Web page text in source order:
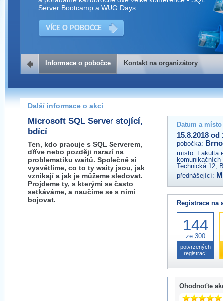
Server Bootcamp a WUG Days.
VÍCE O POBOČCE
Kontakt na organizátory
Pokud máte jakýkoliv dotaz na organizátory této akce,
prosím neváhejte nás kontaktovat na e-mailu:
brno@wug.cz
Informace o pobočce Kontakt na organizátory
Další informace o akci
Microsoft SQL Server stojící,
bdící
Ten, kdo pracuje s SQL Serverem,
dříve nebo později narazí na
problematiku waitů. Společně si
vysvětlíme, co to ty waity jsou, jak
vznikají a jak je můžeme sledovat.
Projdeme ty, s kterými se často
setkáváme, a naučíme se s nimi
bojovat.
Datum a
15.8.2018 od
pobočka: Brno
místo: Fakulta
Technická 12,
přednášející:
Registrace na
144
ze 300
potvrzených
registrací
Ohodnoťte